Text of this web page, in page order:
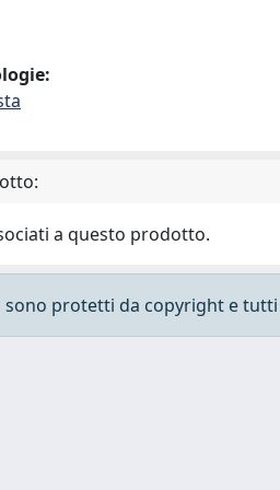
a questo prodotto.
sono protetti da copyright e